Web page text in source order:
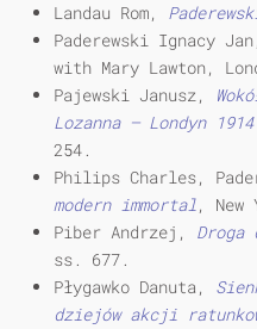
Landau Rom,
Paderewski Ignacy
with Mary Lawton,
Pajewski Janusz,
Lozanna — Londyn
254.
Philips Charles,
modern immortal, New
Piber Andrzej, Droga
ss. 677.
Płygawko Danuta,
dziejów akcji